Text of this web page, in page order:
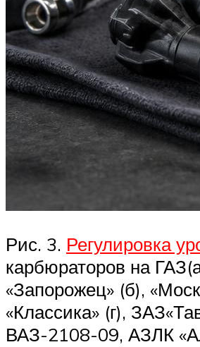
Рис. 3. Регулировка
карбюраторов на
«Запорожец» (б),
«Классика» (г),
ВАЗ-2108-09, АЗЛК